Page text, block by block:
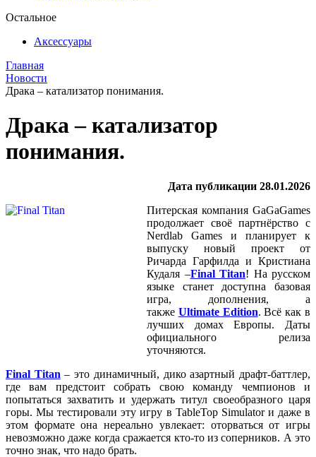
Остальное
Аксессуары
Главная
Новости
Драка – катализатор понимания.
Драка – катализатор
понимания.
Дата публикации 28.01.2026
Питерская компания GaGaGames
продолжает своё партнёрство с
Nerdlab Games и планирует к
выпуску новый проект от
Ричарда Гарфилда и Кристиана
Кудаля –Final Titan! На русском
языке станет доступна базовая
игра, дополнения, а
также Ultimate Edition. Всё как в
лучших домах Европы. Даты
официального релиза
уточняются.
Final Titan – это динамичный, дико азартный драфт-баттлер,
где вам предстоит собрать свою команду чемпионов и
попытаться захватить и удержать титул своеобразного царя
горы. Мы тестировали эту игру в TableTop Simulator и даже в
этом формате она нереально увлекает: оторваться от игры
невозможно даже когда сражается кто-то из соперников. А это
точно знак, что надо брать.